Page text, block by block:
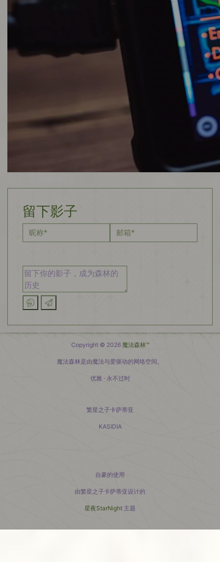
留下影子
昵称* 邮箱*
Copyright © 2026 魔法森林™
魔法森林是由魔法与爱驱动的网络空间。
优雅 · 永不过时
繁星之子卡萨蒂亚
KASIDIA
自豪的使用
由繁星之子卡萨蒂亚设计的
星夜StarNight 主题